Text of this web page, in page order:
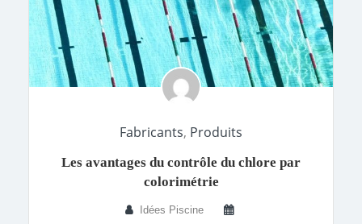
Fabricants, Produits
Les avantages du contrôle du chlore par
colorimétrie
Idées Piscine